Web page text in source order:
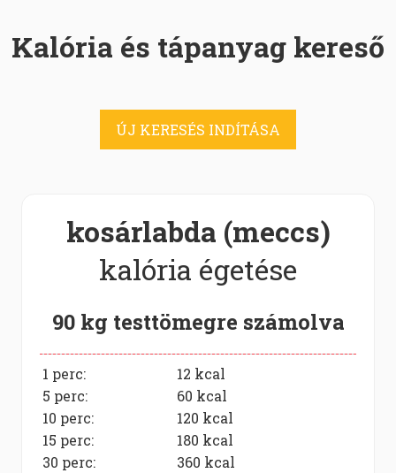
Kalória és tápanyag kereső
ÚJ KERESÉS INDÍTÁSA
kosárlabda (meccs)
kalória égetése
90 kg testtömegre számolva
1 perc: 12 kcal
5 perc:
60 kcal
10 perc:
120 kcal
15 perc:
180 kcal
30 perc:
360 kcal